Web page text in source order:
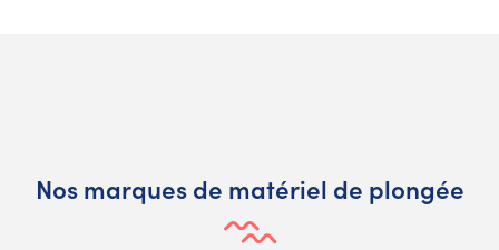
Nos marques de matériel de plongée